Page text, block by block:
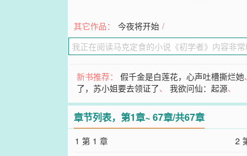
其它作品： 今夜将开始 /
新书推荐：假千金是白莲花，心声吐槽撕烂她
了，苏小姐要去领证了、我欲问仙：起源、
章节列表，第1章~ 67章/共67章
1 第 1 章 2